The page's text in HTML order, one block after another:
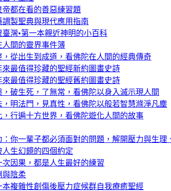
帝都在看的善惡練習題
調製聖典與現代應用指南
臺灣•第一本親近神明的小百科
人間的靈界事件簿
，從出生到成道，看佛陀在人間的經典傳奇
來最值得珍藏的聖經新約圖畫史詩
來最值得珍藏的聖經舊約圖畫史詩
，破生死，了無常，看佛陀以身入滅示現人間
，明法門，見真性，看佛陀以般若智慧滌淨凡塵
，行遍十方世界，看佛陀遊化人間的故事
：你一輩子都必須面對的問題，解開壓力與生理
人生幻鏡的四個約定
次因果，都是人生最好的練習
與陰柔
本複雜性創傷後壓力症候群自我療癒聖經